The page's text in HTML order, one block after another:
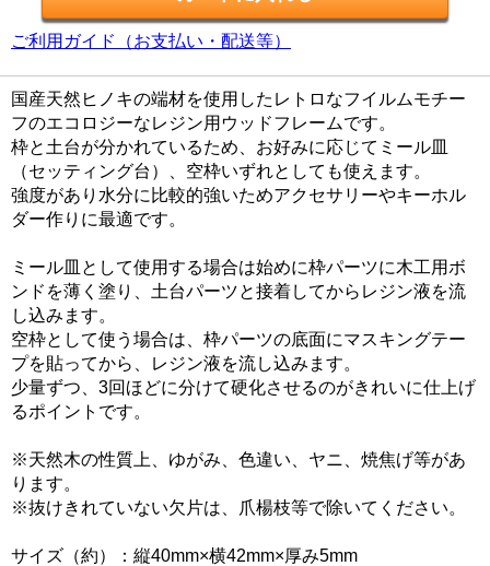
ご利用ガイド（お支払い・配送等）
国産天然ヒノキの端材を使用したレトロなフイルムモチー
フのエコロジーなレジン用ウッドフレームです。
枠と土台が分かれているため、お好みに応じてミール皿
（セッティング台）、空枠いずれとしても使えます。
強度があり水分に比較的強いためアクセサリーやキーホル
ダー作りに最適です。
ミール皿として使用する場合は始めに枠パーツに木工用ボ
ンドを薄く塗り、土台パーツと接着してからレジン液を流
し込みます。
空枠として使う場合は、枠パーツの底面にマスキングテー
プを貼ってから、レジン液を流し込みます。
少量ずつ、3回ほどに分けて硬化させるのがきれいに仕上げ
るポイントです。
※天然木の性質上、ゆがみ、色違い、ヤニ、焼焦げ等があ
ります。
※抜けきれていない欠片は、爪楊枝等で除いてください。
サイズ（約）：縦40mm×横42mm×厚み5mm